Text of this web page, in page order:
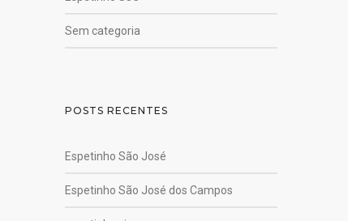
Sem categoria
POSTS RECENTES
Espetinho São José
Espetinho São José dos Campos